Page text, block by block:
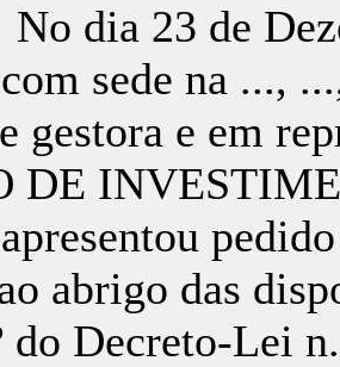
No dia 23 de
sede na ...,
gestora e em
DE
abrigo das
do Decreto-Lei